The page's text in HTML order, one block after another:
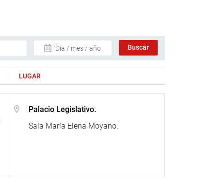
Día / mes / año
LUGAR
Palacio Legislativo.
Sala María Elena Moyano.